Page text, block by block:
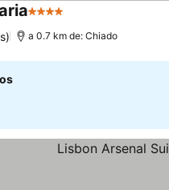
4 Estrellas
a 0.7 km de: Chiado